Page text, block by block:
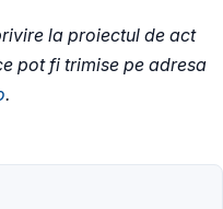
la proiectul de act
pot fi trimise pe adresa
.